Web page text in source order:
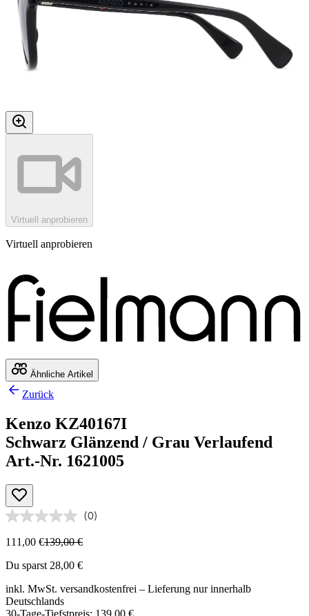
Virtuell anprobieren
Virtuell anprobieren
Ähnliche Artikel
Zurück
Kenzo KZ40167I
Schwarz Glänzend / Grau Verlaufend
Art.-Nr. 1621005
(0)
111,00 €139,00 €
Du sparst 28,00 €
inkl. MwSt. versandkostenfrei – Lieferung nur innerhalb
Deutschlands
30-Tage-Tiefstpreis: 139,00 €